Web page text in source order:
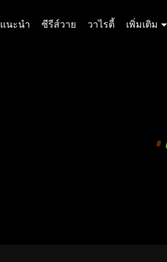
แนะนำ ซีรีส์วาย วาไรตี้ เพิ่มเติม